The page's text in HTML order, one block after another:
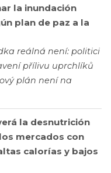
la inundación
plan de paz a la
reálná není: politici
přílivu uprchlíků
plán není na
la desnutrición
mercados con
calorías y bajos